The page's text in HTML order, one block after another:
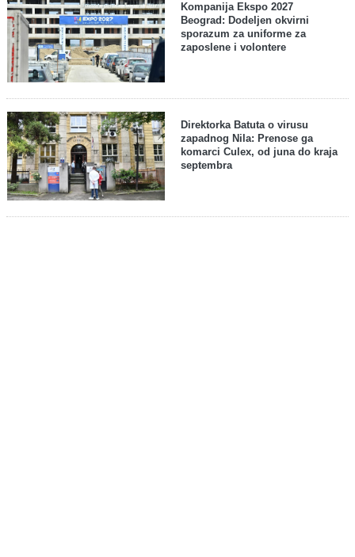
Kompanija Ekspo 2027
Beograd: Dodeljen okvirni
sporazum za uniforme za
zaposlene i volontere
Direktorka Batuta o virusu
zapadnog Nila: Prenose ga
komarci Culex, od juna do kraja
septembra